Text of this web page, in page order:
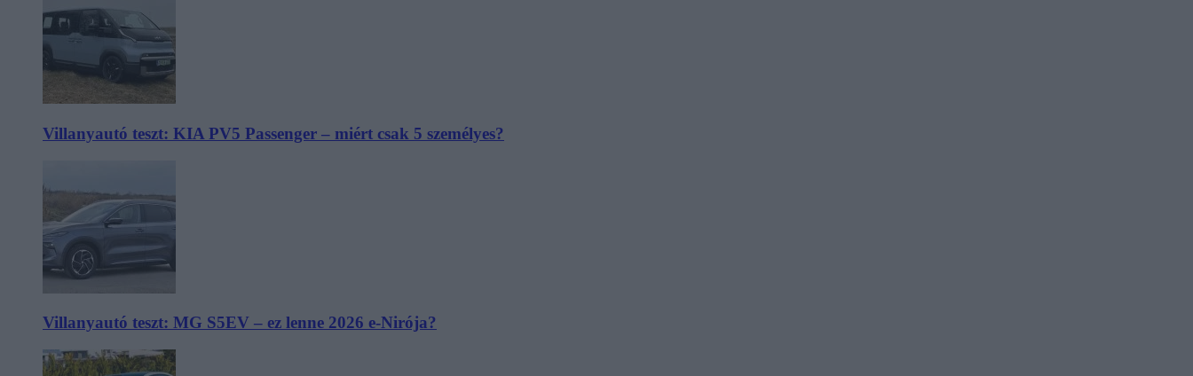
Villanyautó teszt: KIA PV5 Passenger – miért csak 5 személyes?
Villanyautó teszt: MG S5EV – ez lenne 2026 e-Nirója?